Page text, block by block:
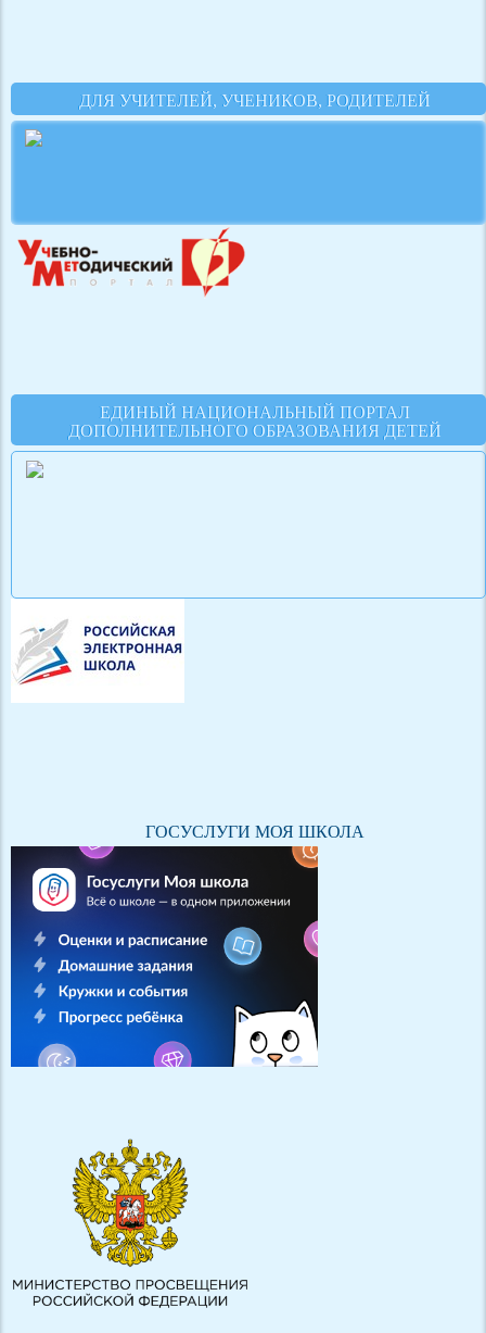
ДЛЯ УЧИТЕЛЕЙ, УЧЕНИКОВ, РОДИТЕЛЕЙ
ЕДИНЫЙ НАЦИОНАЛЬНЫЙ ПОРТАЛ
ДОПОЛНИТЕЛЬНОГО ОБРАЗОВАНИЯ ДЕТЕЙ
ГОСУСЛУГИ МОЯ ШКОЛА